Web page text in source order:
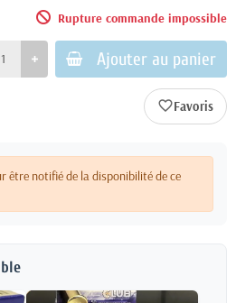
Rupture commande impossible
Ajouter au panier
favorite_border
être notifié de la disponibilité de ce